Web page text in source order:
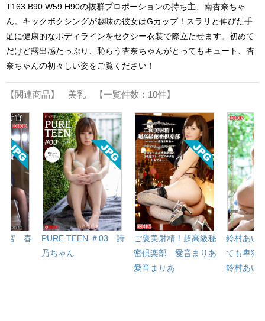
T163 B90 W59 H90の抜群プロポーションの持ち主、南杏奈ちゃ
ん。キックボクシングが趣味の彼女はGカップ！スラリと伸びた手
足に健康的なボディラインをセクシー衣装で際立たせます。初めて
だけど露出感たっぷり、恥らう杏奈ちゃんがとってもキュート、杏
奈ちゃんの初々しい姿をご覧ください！
【関連商品】 美乳 【一覧件数：10件】
行官 春
PURE TEEN ＃03 詩
乃ちゃん
ご褒美射精！超高級秘
密倶楽部 愛音まりあ
愛音まりあ
鈴村あい
ても卑猥
鈴村あい